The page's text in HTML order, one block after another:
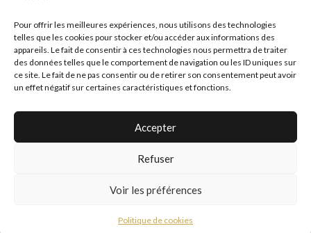
Pour offrir les meilleures expériences, nous utilisons des technologies
telles que les cookies pour stocker et/ou accéder aux informations des
appareils. Le fait de consentir à ces technologies nous permettra de traiter
des données telles que le comportement de navigation ou les ID uniques sur
ce site. Le fait de ne pas consentir ou de retirer son consentement peut avoir
un effet négatif sur certaines caractéristiques et fonctions.
Accepter
Refuser
Voir les préférences
Politique de cookies
maisonscreoles.immo@gmail.com
© 2026 – All Right Reserved. Designed and Developed by